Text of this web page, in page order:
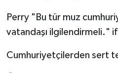
Perry "Bu tür muz
vatandaşı ilgilendirmeli."
Cumhuriyetçilerden sert